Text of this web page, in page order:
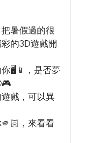
暑假過的很
的3D遊戲開
🖥️📱，是否夢
戲，可以異
，來看看